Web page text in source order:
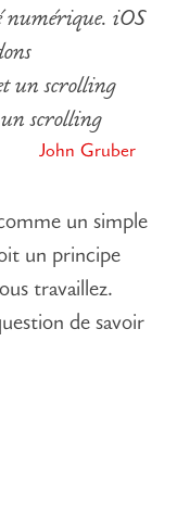
numérique. iOS
un scrolling
scrolling
John Gruber
un simple
un principe
travaillez.
de savoir